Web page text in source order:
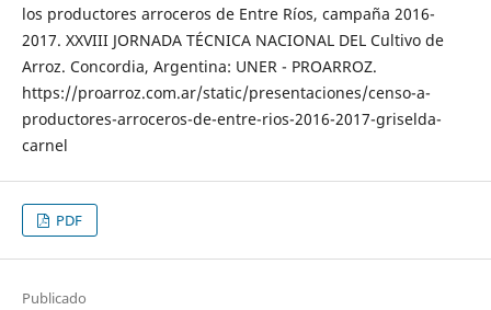
los productores arroceros de Entre Ríos, campaña 2016-
2017. XXVIII JORNADA TÉCNICA NACIONAL DEL Cultivo de
Arroz. Concordia, Argentina: UNER - PROARROZ.
https://proarroz.com.ar/static/presentaciones/censo-a-
productores-arroceros-de-entre-rios-2016-2017-griselda-
carnel
PDF
Publicado